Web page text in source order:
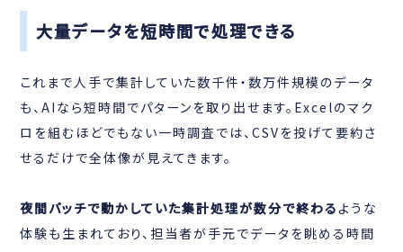
大量データを短時間で処理できる
これまで人手で集計していた数千件・数万件規模のデータ
も、AIなら短時間でパターンを取り出せます。Excelのマク
ロを組むほどでもない一時調査では、CSVを投げて要約さ
せるだけで全体像が見えてきます。
夜間バッチで動かしていた集計処理が数分で終わる ような
体験も生まれており、担当者が手元でデータを眺める時間